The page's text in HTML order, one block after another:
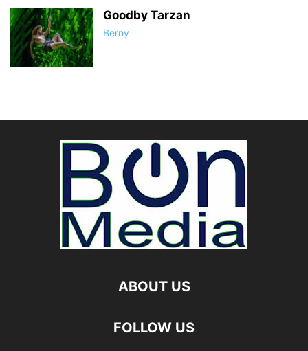
Goodby Tarzan
Berny
ABOUT US
FOLLOW US